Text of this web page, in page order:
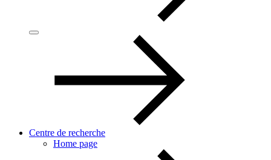
Centre de recherche
Home page